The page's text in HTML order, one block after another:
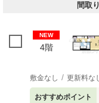
間取
NEW
4階
敷金なし 更新料な
おすすめポイント